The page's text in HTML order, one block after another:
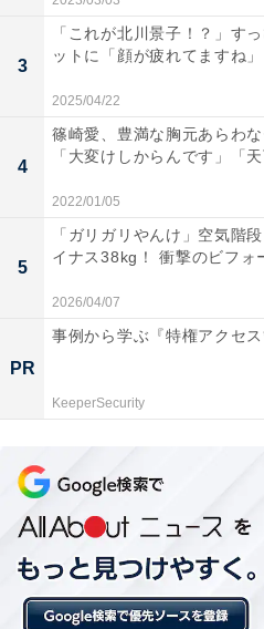
3
「これが北川景子！？」す
ットに「顔が疲れてますね
2025/04/22
4
篠崎愛、豊満な胸元あらわ
「大変けしからんです」「
2022/01/05
5
「ガリガリやんけ」空気階
イナス38kg！ 衝撃のビフォ
2026/04/07
PR
事例から学ぶ『特権アクセス
KeeperSecurity